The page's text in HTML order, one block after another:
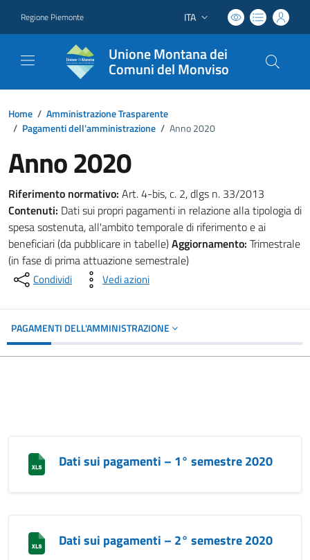
Regione Piemonte Lingua attiva:
ITA
Unione Montana dei
Comuni del Monviso
Home / Amministrazione Trasparente
/ Pagamenti dell'amministrazione / Anno 2020
Anno 2020
Riferimento normativo: Art. 4-bis, c. 2, dlgs n. 33/2013
Contenuti: Dati sui propri pagamenti in relazione alla tipologia di
spesa sostenuta, all'ambito temporale di riferimento e ai
beneficiari (da pubblicare in tabelle)Aggiornamento: Trimestrale
(in fase di prima attuazione semestrale)
Condividi Vedi azioni
PAGAMENTI DELL'AMMINISTRAZIONE
Dati sui pagamenti – 1° semestre 2020
Dati sui pagamenti – 2° semestre 2020